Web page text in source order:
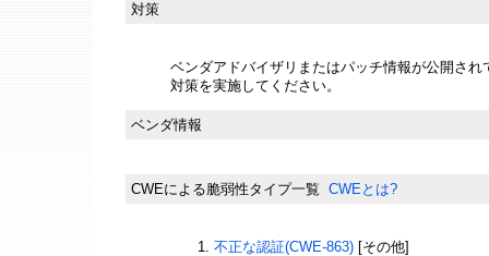
対策
ベンダアドバイザリまたはパッチ情報が公開さ
対策を実施してください。
ベンダ情報
CWEによる脆弱性タイプ一覧 CWEとは?
不正な認証(CWE-863) [その他]